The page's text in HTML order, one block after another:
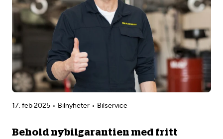
17. feb 2025 Bilnyheter Bilservice
Behold nybilgarantien med fritt